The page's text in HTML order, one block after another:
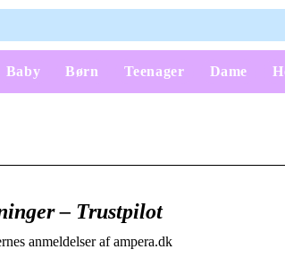
Baby Børn Teenager Dame
– Trustpilot
anmeldelser af ampera.dk